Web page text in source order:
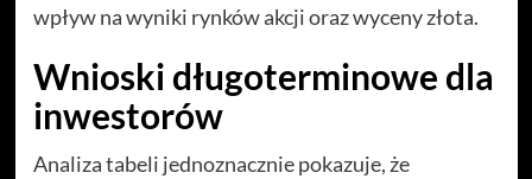
wpływ na wyniki rynków akcji oraz wyceny złota.
Wnioski długoterminowe dla
inwestorów
Analiza tabeli jednoznacznie pokazuje, że